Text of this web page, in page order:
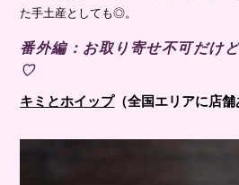
た手土産としても◎。
番外編：お取り寄せ不可だけ
♡
キミとホイップ（全国エリアに店舗